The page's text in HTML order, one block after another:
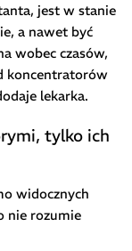
jest w stanie
a nawet być
wobec czasów,
koncentratorów
lekarka.
tylko ich
widocznych
nie rozumie